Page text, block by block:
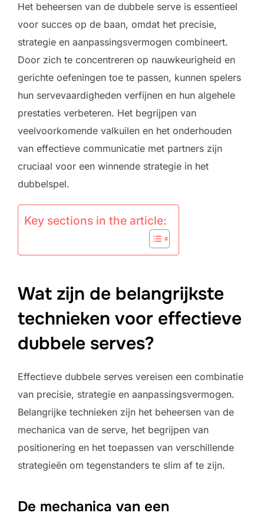
Het beheersen van de dubbele serve is essentieel
voor succes op de baan, omdat het precisie,
strategie en aanpassingsvermogen combineert.
Door zich te concentreren op nauwkeurigheid en
gerichte oefeningen toe te passen, kunnen spelers
hun servevaardigheden verfijnen en hun algehele
prestaties verbeteren. Het begrijpen van
veelvoorkomende valkuilen en het onderhouden
van effectieve communicatie met partners zijn
cruciaal voor een winnende strategie in het
dubbelspel.
Key sections in the article:
Wat zijn de belangrijkste
technieken voor effectieve
dubbele serves?
Effectieve dubbele serves vereisen een combinatie
van precisie, strategie en aanpassingsvermogen.
Belangrijke technieken zijn het beheersen van de
mechanica van de serve, het begrijpen van
positionering en het toepassen van verschillende
strategieën om tegenstanders te slim af te zijn.
De mechanica van een